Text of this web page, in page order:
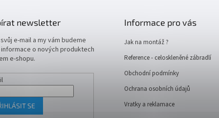
newsletter
e-mail a my vám budeme
o nových produktech
e-shopu.
SE
Informace pro vás
Jak na montáž ?
Reference - celoskleněné zábradlí
Obchodní podmínky
Ochrana osobních údajů
Vratky a reklamace